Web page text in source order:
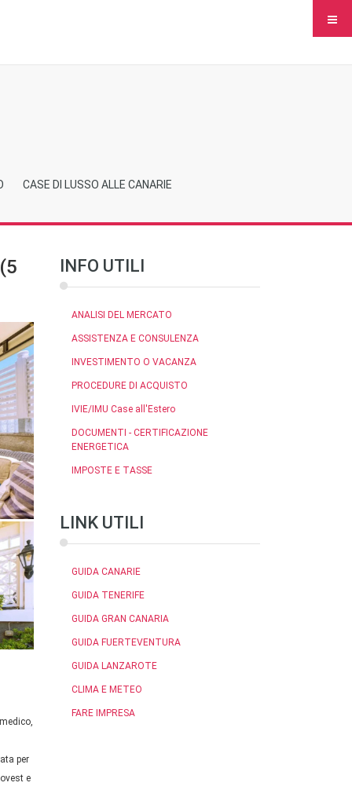
CASE DI LUSSO ALLE CANARIE
per
e
INFO UTILI
ANALISI DEL MERCATO
ASSISTENZA E CONSULENZA
INVESTIMENTO O VACANZA
PROCEDURE DI ACQUISTO
IVIE/IMU Case all'Estero
DOCUMENTI - CERTIFICAZIONE
ENERGETICA
IMPOSTE E TASSE
LINK UTILI
GUIDA CANARIE
GUIDA TENERIFE
GUIDA GRAN CANARIA
GUIDA FUERTEVENTURA
GUIDA LANZAROTE
CLIMA E METEO
FARE IMPRESA